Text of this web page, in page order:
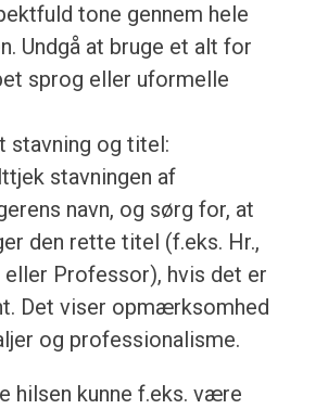
tone gennem hele
Undgå at bruge et alt for
sprog eller uformelle
stavning og titel:
stavningen af
navn, og sørg for, at
den rette titel (f.eks. Hr.,
eller Professor), hvis det er
Det viser opmærksomhed
og professionalisme.
hilsen kunne f.eks. være